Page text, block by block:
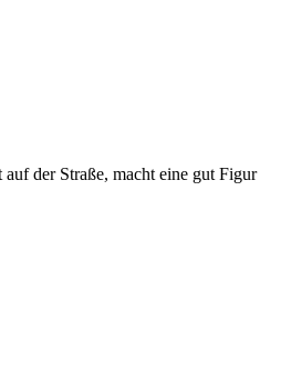
der Straße, macht eine gut Figur